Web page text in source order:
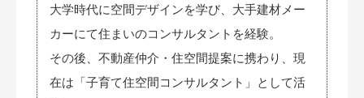
大学時代に空間デザインを学び、大手建材メー
カーにて住まいのコンサルタントを経験。
その後、不動産仲介・住空間提案に携わり、現
在は「子育て住空間コンサルタント」として活